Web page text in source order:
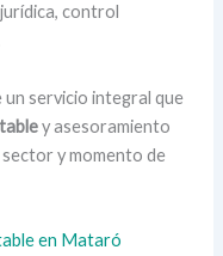
control
servicio integral que
y asesoramiento
y momento de
en Mataró